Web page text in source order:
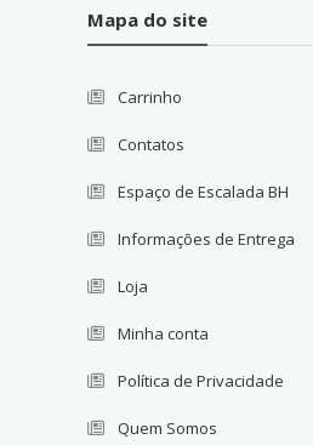
Mapa do site
Carrinho
Contatos
Espaço de Escalada BH
Informações de Entrega
Loja
Minha conta
Política de Privacidade
Quem Somos